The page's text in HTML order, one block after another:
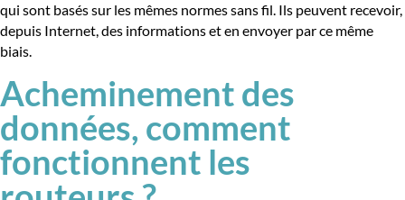
qui sont basés sur les mêmes normes sans fil. Ils peuvent recevoir,
depuis Internet, des informations et en envoyer par ce même
biais.
Acheminement des
données, comment
fonctionnent les